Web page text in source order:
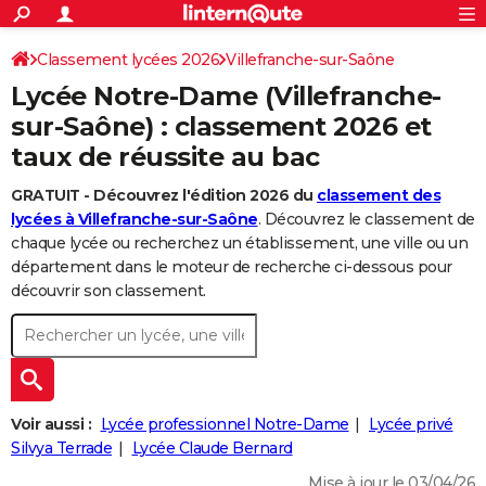
ACTUALITÉS
Politique
Société
Faits Divers
Education
Monde
Villes
+
SPORT
Coupe du monde 2026
Football
Tennis
Cyclisme
Rugby
Forum
CULTURE
Programme TV
TNT
Streaming
Cinéma
Sorties cinéma
Musique
+
FINANCE
Retraite
Impôts
Epargne
Immobilier
Risques naturels par ville
Banque
Assurance
Crédit
AUTO
Essais
Réserver un essai
Citadines
Berlines
SUV
Forum auto
+
HIGH-TECH
Mobiles
Meilleur smartphone
Internet
Ordinateurs
Jeux vidéo
Guide high-tech
+
BRICOLAGE
Forum
Aménagement intérieur
Extérieur
Cuisine
Salle de bains
Jardinage
Rangement
WEEK-END
Guides de France
Escapades
Patrimoine
Expositions
Musées
Week-end nature
+LIFESTYLE
Art de vivre
Bien-être
Loisirs
Mode
Modes de vie
+SANTE
Rechercher
S'inscrire
Connexion
Classement lycées 2026 Villefranche-sur-Saône
Lycée Notre-Dame (Villefranche-
sur-Saône) : classement 2026 et
taux de réussite au bac
GRATUIT - Découvrez l'édition 2026 du classement des
lycées à Villefranche-sur-Saône. Découvrez le classement de
chaque lycée ou recherchez un établissement, une ville ou un
département dans le moteur de recherche ci-dessous pour
découvrir son classement.
Voir aussi : Lycée professionnel Notre-Dame
Lycée privé
Silvya Terrade
Lycée Claude Bernard